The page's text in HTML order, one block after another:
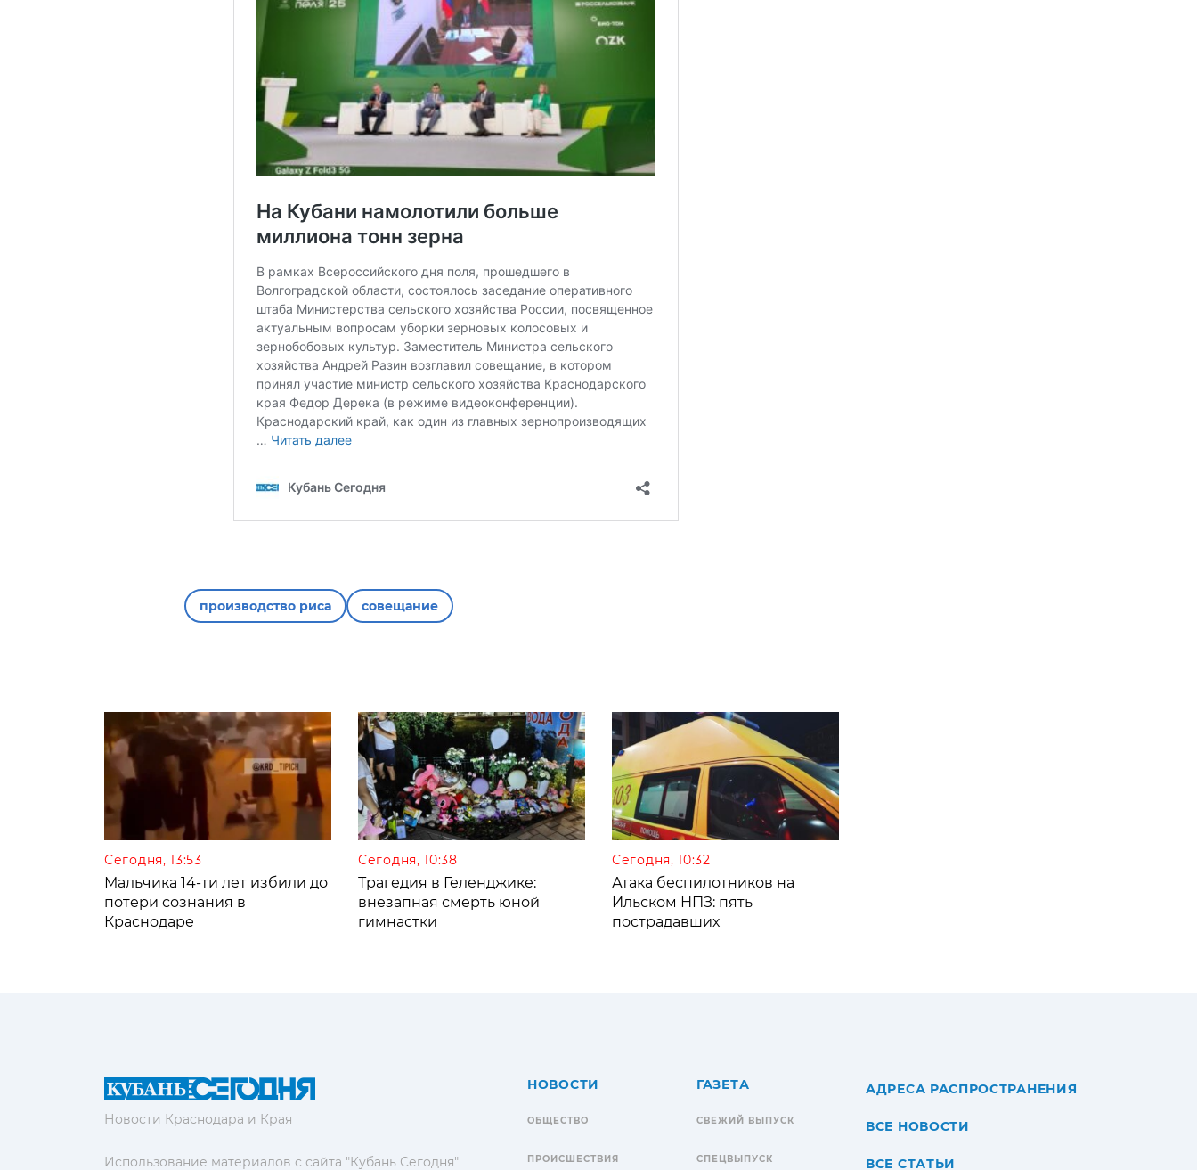
производство риса совещание
Сегодня, 13:53
Мальчика 14-ти лет избили до
потери сознания в
Краснодаре
Сегодня, 10:38
Трагедия в Геленджике:
внезапная смерть юной
гимнастки
Сегодня, 10:32
Атака беспилотников на
Ильском НПЗ: пять
пострадавших
Новости Краснодара и Края
Использование материалов с сайта "Кубань Сегодня"
НОВОСТИ
ОБЩЕСТВО
ПРОИСШЕСТВИЯ
ГАЗЕТА
СВЕЖИЙ ВЫПУСК
СПЕЦВЫПУСК
АДРЕСА РАСПРОСТРАНЕНИЯ
ВСЕ НОВОСТИ
ВСЕ СТАТЬИ